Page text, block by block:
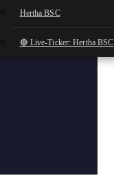
Hertha BSC
🔴 Live-Ticker: Hertha BSC